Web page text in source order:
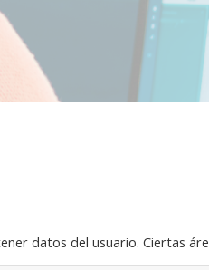
datos del usuario. Ciertas